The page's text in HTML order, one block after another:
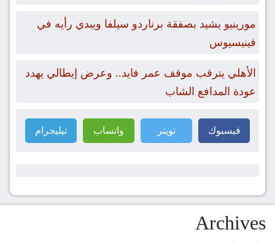
مورينيو يشيد بصفقة برناردو سيلفا ويبدي رأيه في
فينيسيوس
الأهلي يترقب موقف عمر فايد.. وعرض إيطالي يهدد
عودة المدافع الشاب
فيسبوك تويتر واتساب تيليجرام
Archives